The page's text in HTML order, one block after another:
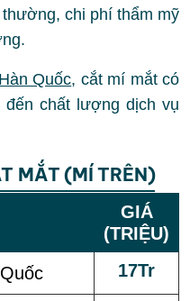
chi phí thẩm mỹ
Quốc, cắt mí mắt có
chất lượng dịch vụ
MẮT (MÍ TRÊN)
GIÁ
(TRIỆU)
17Tr